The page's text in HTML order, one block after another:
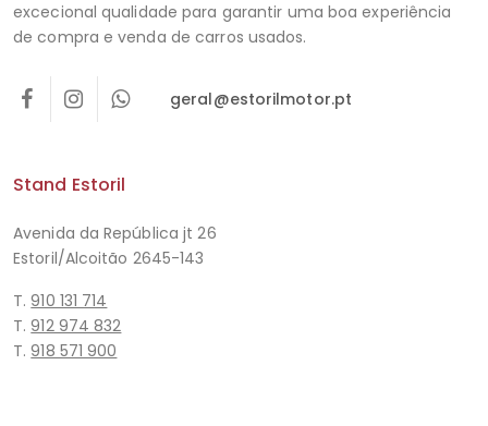
excecional qualidade para garantir uma boa experiência
de compra e venda de carros usados.
geral@estorilmotor.pt
Stand Estoril
Avenida da República jt 26
Estoril/Alcoitão 2645-143
T.910 131 714
T.912 974 832
T.918 571 900